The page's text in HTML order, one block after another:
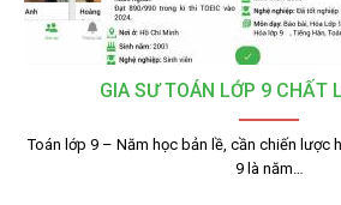
GIA SƯ TOÁN LỚP 9 CHẤT
Toán lớp 9 – Năm học bản lề, cần chiến lược
9 là năm…